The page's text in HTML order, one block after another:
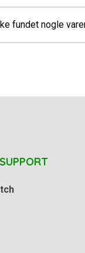
fundet nogle